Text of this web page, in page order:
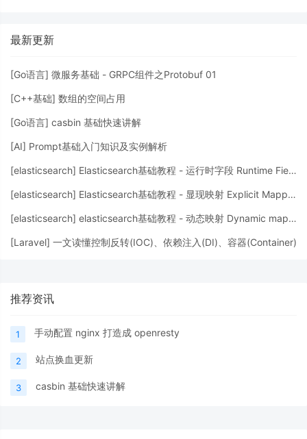
最新更新
[Go语言] 微服务基础 - GRPC组件之Protobuf 01
[C++基础] 数组的空间占用
[Go语言] casbin 基础快速讲解
[AI] Prompt基础入门知识及实例解析
[elasticsearch] Elasticsearch基础教程 - 运行时字段 Runtime Fields
[elasticsearch] Elasticsearch基础教程 - 显现映射 Explicit Mapping
[elasticsearch] elasticsearch基础教程 - 动态映射 Dynamic mapping
[Laravel] 一文读懂控制反转(IOC)、依赖注入(DI)、容器(Container)
推荐资讯
1 手动配置 nginx 打造成 openresty
2 站点换血更新
3 casbin 基础快速讲解